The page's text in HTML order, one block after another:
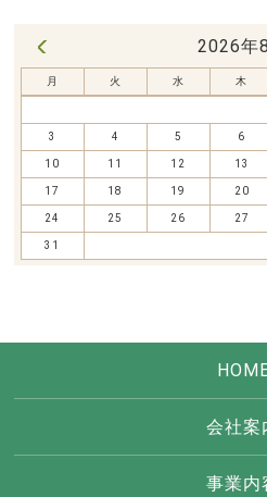
2026年
月 火 水 木
3 4 5 6
10 11 12 13
17 18 19 20
24 25 26 27
31
会社案
事業内